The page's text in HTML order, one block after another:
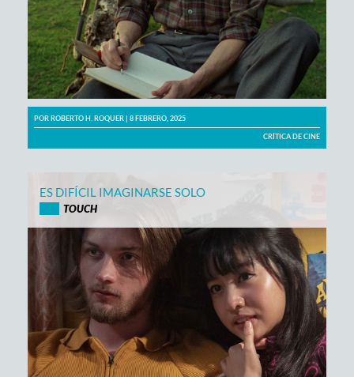
PORROBERTO H. ROQUER | 8 FEBRERO, 2025
CRÍTICA DE CINE
ES DIFÍCIL IMAGINARSE SOLO
TOUCH